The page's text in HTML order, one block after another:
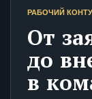
РАБОЧИЙ
От
до
в